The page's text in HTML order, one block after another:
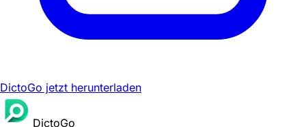
DictoGo jetzt herunterladen
DictoGo